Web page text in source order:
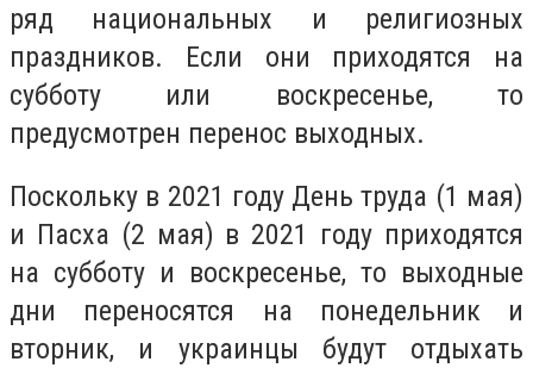
ряд национальных и религиозных
праздников. Если они приходятся на
субботу или воскресенье, то
предусмотрен перенос выходных.
Поскольку в 2021 году День труда (1 мая)
и Пасха (2 мая) в 2021 году приходятся
на субботу и воскресенье, то выходные
дни переносятся на понедельник и
вторник, и украинцы будут отдыхать